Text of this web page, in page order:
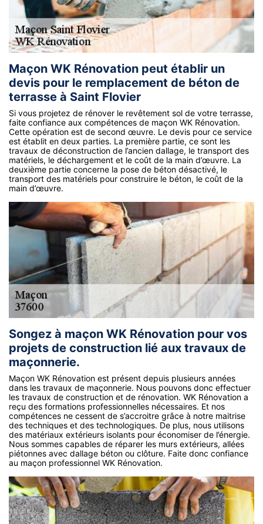
Maçon WK Rénovation peut établir un
devis pour le remplacement de béton de
terrasse à Saint Flovier
Si vous projetez de rénover le revêtement sol de votre terrasse,
faite confiance aux compétences de maçon WK Rénovation.
Cette opération est de second œuvre. Le devis pour ce service
est établit en deux parties. La première partie, ce sont les
travaux de déconstruction de l’ancien dallage, le transport des
matériels, le déchargement et le coût de la main d’œuvre. La
deuxième partie concerne la pose de béton désactivé, le
transport des matériels pour construire le béton, le coût de la
main d’œuvre.
Songez à maçon WK Rénovation pour vos
projets de construction lié aux travaux de
maçonnerie.
Maçon WK Rénovation est présent depuis plusieurs années
dans les travaux de maçonnerie. Nous pouvons donc effectuer
les travaux de construction et de rénovation. WK Rénovation a
reçu des formations professionnelles nécessaires. Et nos
compétences ne cessent de s’accroitre grâce à notre maitrise
des techniques et des technologiques. De plus, nous utilisons
des matériaux extérieurs isolants pour économiser de l’énergie.
Nous sommes capables de réparer les murs extérieurs, allées
piétonnes avec dallage béton ou clôture. Faite donc confiance
au maçon professionnel WK Rénovation.